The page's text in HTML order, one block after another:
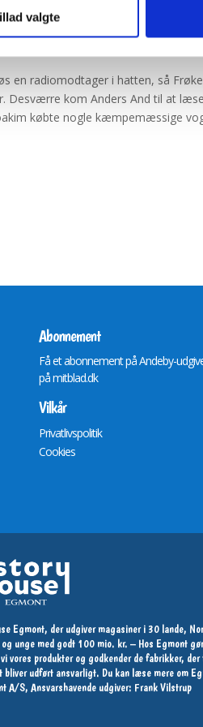
valgte
en oliekilde eller en guldmine på
stjal pengene (i “Onkel Joakim har
en radiomodtager i hatten, så
Desværre kom Anders And til at læse
købte nogle kæmpemæssige
Abonnement
Få et abonnement på Andeby-
påmitblad.dk
Vilkår
Privatlivspolitik
Cookies
Egmont, der udgiver magasiner i 30 lande,
unge med godt 100 mio. kr. – Hos Egmont
produkter og godkender de fabrikker,
udført ansvarligt. Du kan læse mere om
A/S, Ansvarshavende udgiver: Frank Vilstrup